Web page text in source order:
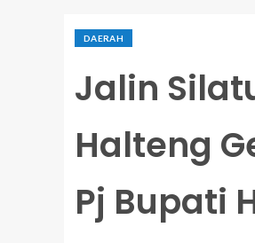
DAERAH
Jalin
Halteng
Pj Bupati